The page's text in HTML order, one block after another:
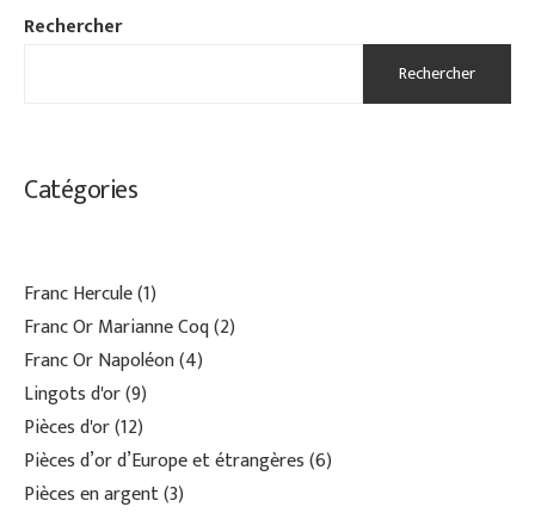
Rechercher
Rechercher
Catégories
Franc Hercule 1
Franc Or Marianne Coq 2
Franc Or Napoléon 4
Lingots d'or 9
Pièces d'or 12
Pièces d’or d’Europe et étrangères 6
Pièces en argent 3